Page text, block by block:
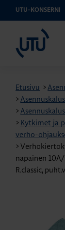
UTU-KONSERNI
Etusivu >
>
>
> Kytkimet ja
verho-
>
napainen
R.classic,